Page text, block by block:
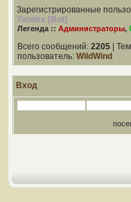
Зарегистрированные
Yandex [Bot]
Легенда :: Администраторы,
Всего сообщений: 2205 |
пользователь: WildWind
Вход